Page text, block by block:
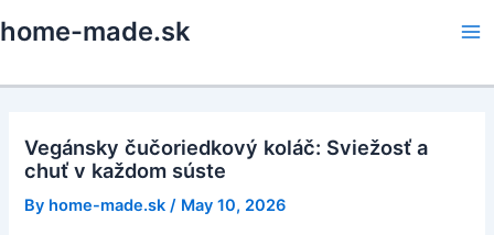
to
home-made.sk
Vegánsky čučoriedkový koláč: Sviežosť a
chuť v každom súste
By home-made.sk / May 10, 2026